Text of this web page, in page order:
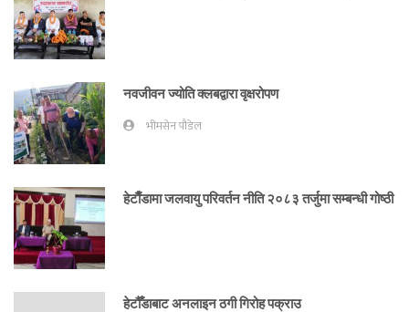
नवजीवन ज्योति क्लबद्वारा वृक्षरोपण
भीमसेन पौडेल
हेटाैँडामा जलवायु परिवर्तन नीति २०८३ तर्जुमा सम्बन्धी गोष्ठी
हेटौँडाबाट अनलाइन ठगी गिरोह पक्राउ